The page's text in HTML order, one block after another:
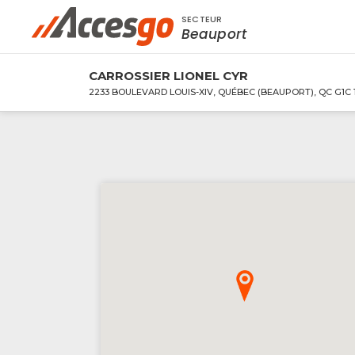
Rechercher à proximité - Entreprise /
SECTEUR
Beauport
CARROSSIER LIONEL CYR
2233 BOULEVARD LOUIS-XIV, QUÉBEC (BEAUPORT), QC G1C